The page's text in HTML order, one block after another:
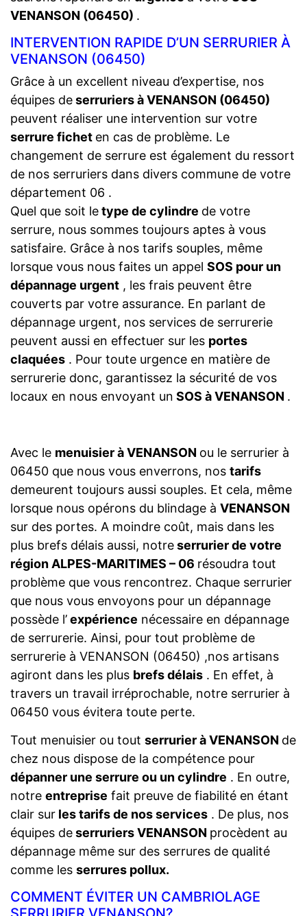
VENANSON (06450) .
INTERVENTION RAPIDE D’UN SERRURIER À
VENANSON (06450)
Grâce à un excellent niveau d’expertise, nos
équipes deserruriers à VENANSON (06450)
peuvent réaliser une intervention sur votre
serrure fichet en cas de problème. Le
changement de serrure est également du ressort
de nos serruriers dans divers commune de votre
département 06 .
Quel que soit letype de cylindre de votre
serrure, nous sommes toujours aptes à vous
satisfaire. Grâce à nos tarifs souples, même
lorsque vous nous faites un appel SOS pour un
dépannage urgent , les frais peuvent être
couverts par votre assurance. En parlant de
dépannage urgent, nos services de serrurerie
peuvent aussi en effectuer sur les portes
claquées . Pour toute urgence en matière de
serrurerie donc, garantissez la sécurité de vos
locaux en nous envoyant un SOS à VENANSON .
Avec le menuisier à VENANSON ou le serrurier à
06450 que nous vous enverrons, nos tarifs
demeurent toujours aussi souples. Et cela, même
lorsque nous opérons du blindage à VENANSON
sur des portes. A moindre coût, mais dans les
plus brefs délais aussi, notreserrurier de votre
région ALPES-MARITIMES – 06 résoudra tout
problème que vous rencontrez. Chaque serrurier
que nous vous envoyons pour un dépannage
possède l’expérience nécessaire en dépannage
de serrurerie. Ainsi, pour tout problème de
serrurerie à VENANSON (06450) ,nos artisans
agiront dans les plus brefs délais . En effet, à
travers un travail irréprochable, notre serrurier à
06450 vous évitera toute perte.
Tout menuisier ou tout serrurier à VENANSON de
chez nous dispose de la compétence pour
dépanner une serrure ou un cylindre . En outre,
notre entreprise fait preuve de fiabilité en étant
clair sur les tarifs de nos services . De plus, nos
équipes deserruriers VENANSON procèdent au
dépannage même sur des serrures de qualité
comme les serrures pollux.
COMMENT ÉVITER UN CAMBRIOLAGE